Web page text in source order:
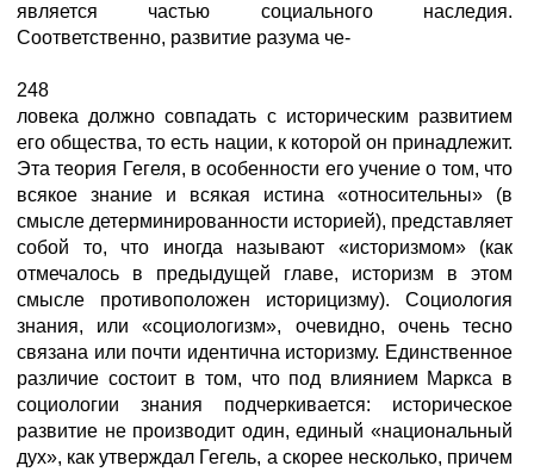
является частью социального наследия.
Соответственно, развитие разума че-
248
ловека должно совпадать с историческим развитием
его общества, то есть нации, к которой он принадлежит.
Эта теория Гегеля, в особенности его учение о том, что
всякое знание и всякая истина «относительны» (в
смысле детерминированности историей), представляет
собой то, что иногда называют «историзмом» (как
отмечалось в предыдущей главе, историзм в этом
смысле противоположен историцизму). Социология
знания, или «социологизм», очевидно, очень тесно
связана или почти идентична историзму. Единственное
различие состоит в том, что под влиянием Маркса в
социологии знания подчеркивается: историческое
развитие не производит один, единый «национальный
дух», как утверждал Гегель, а скорее несколько, причем